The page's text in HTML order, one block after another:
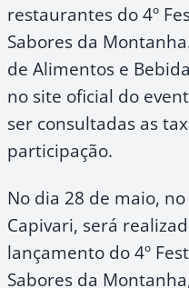
restaurantes do 4º
Sabores da
de Alimentos e
no site oficial do
ser consultadas as
participação.
No dia 28 de maio,
Capivari, será
lançamento do 4º
Sabores da